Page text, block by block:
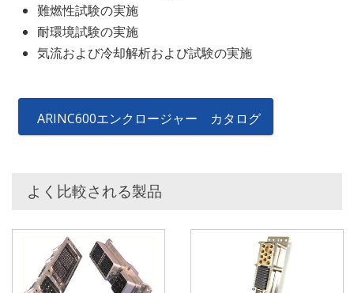
難燃性試験の実施
耐環境試験の実施
気流および冷却解析および試験の実施
ARINC600エンクロージャー カタログ
よく比較される製品